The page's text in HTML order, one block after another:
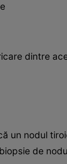
dintre
un nodul
de